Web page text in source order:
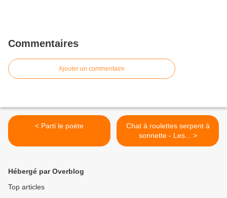
Commentaires
Ajouter un commentaire
< Parti le poète
Chat à roulettes serpent à
sonnette - Les... >
Hébergé par Overblog
Top articles